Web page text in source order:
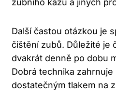
zubního kazu a jiných
Další častou otázkou je
čištění zubů. Důležité je
dvakrát denně po dobu
Dobrá technika
dostatečným tlakem na